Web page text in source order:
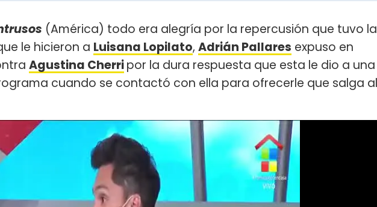
(América) todo era alegría por la repercusión que tuvo la
le hicieron a Luisana Lopilato, Adrián Pallares expuso en
Agustina Cherripor la dura respuesta que esta le dio a una
cuando se contactó con ella para ofrecerle que salga al